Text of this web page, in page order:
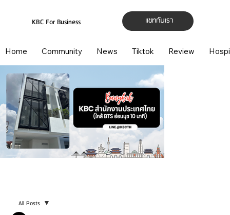
แชทกับเรา
KBC For Business
Home Community News Tiktok Review
All Posts